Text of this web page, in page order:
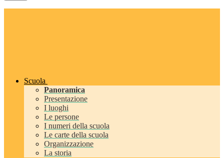
Scuola
Panoramica
Presentazione
I luoghi
Le persone
I numeri della scuola
Le carte della scuola
Organizzazione
La storia